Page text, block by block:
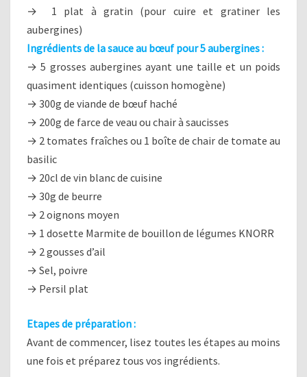
→ 1 plat à gratin (pour cuire et gratiner les
aubergines)
Ingrédients de la sauce au bœuf pour 5 aubergines :
→ 5 grosses aubergines ayant une taille et un poids
quasiment identiques (cuisson homogène)
→ 300g de viande de bœuf haché
→ 200g de farce de veau ou chair à saucisses
→ 2 tomates fraîches ou 1 boîte de chair de tomate au
basilic
→ 20cl de vin blanc de cuisine
→ 30g de beurre
→ 2 oignons moyen
→ 1 dosette Marmite de bouillon de légumes KNORR
→ 2 gousses d’ail
→ Sel, poivre
→ Persil plat
Etapes de préparation :
Avant de commencer, lisez toutes les étapes au moins
une fois et préparez tous vos ingrédients.